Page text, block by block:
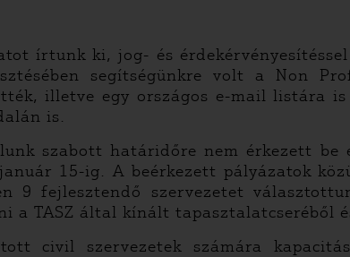
írtunk ki, jog- és
segítségünkre volt a Non
illetve egy országos e-mail listára
is.
szabott határidőre nem érkezett be
15-ig. A beérkezett pályázatok
9 fejlesztendő szervezetet
a TASZ által kínált
civil szervezetek számára